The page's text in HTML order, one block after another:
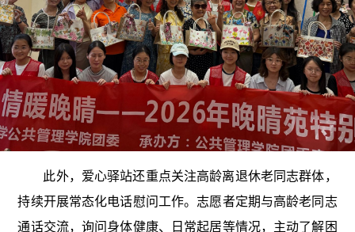
此外，爱心驿站还重点关注高龄离退休老同志群体，
持续开展常态化电话慰问工作。志愿者定期与高龄老同志
通话交流，询问身体健康、日常起居等情况，主动了解困